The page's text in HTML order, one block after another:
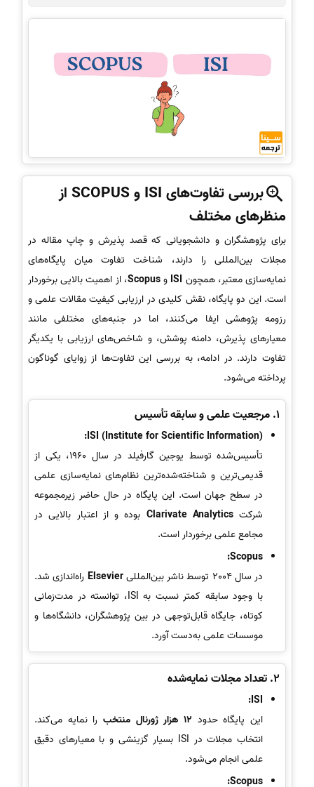
بررسی تفاوت‌های ISI و SCOPUS از
منظرهای مختلف
برای پژوهشگران و دانشجویانی که قصد پذیرش و چاپ مقاله در
مجلات بین‌المللی را دارند، شناخت تفاوت میان پایگاه‌های
نمایه‌سازی معتبر، همچون ISI وScopus، از اهمیت بالایی برخوردار
است. این دو پایگاه، نقش کلیدی در ارزیابی کیفیت مقالات علمی و
رزومه پژوهشی ایفا می‌کنند، اما در جنبه‌های مختلفی مانند
معیارهای پذیرش، دامنه پوشش، و شاخص‌های ارزیابی با یکدیگر
تفاوت دارند. در ادامه، به بررسی این تفاوت‌ها از زوایای گوناگون
پرداخته می‌شود.
1. مرجعیت علمی و سابقه تأسیس
ISI (Institute for Scientific Information):
تأسیس‌شده توسط یوجین گارفیلد در سال 1960، یکی از
قدیمی‌ترین و شناخته‌شده‌ترین نظام‌های نمایه‌سازی علمی
در سطح جهان است. این پایگاه در حال حاضر زیرمجموعه
شرکتClarivate Analytics بوده و از اعتبار بالایی در
مجامع علمی برخوردار است.
Scopus:
در سال 2004 توسط ناشر بین‌المللی
Elsevier راه‌اندازی شد.
با وجود سابقه کمتر نسبت به ISI، توانسته در مدت‌زمانی
کوتاه، جایگاه قابل‌توجهی در بین پژوهشگران، دانشگاه‌ها و
موسسات علمی به‌دست آورد.
2. تعداد مجلات نمایه‌شده
ISI:
این پایگاه حدود 12 هزار ژورنال منتخب
را نمایه می‌کند.
انتخاب مجلات در ISI بسیار گزینشی و با معیارهای دقیق
علمی انجام می‌شود.
Scopus: